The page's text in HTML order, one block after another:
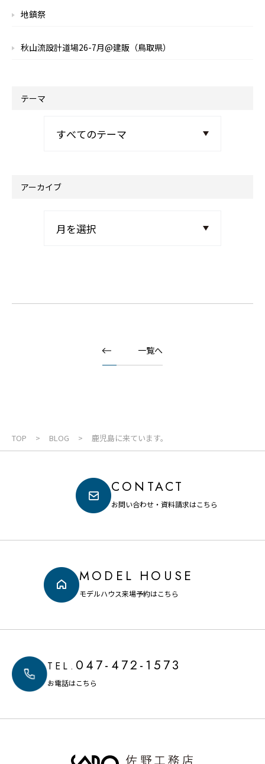
地鎮祭
秋山流設計道場26-7月@建販（鳥取県）
テーマ
アーカイブ
一覧へ
TOP BLOG 鹿児島に来ています。
CONTACT
お問い合わせ・資料請求はこちら
MODEL HOUSE
モデルハウス来場予約はこちら
TEL. 047-472-1573
お電話はこちら